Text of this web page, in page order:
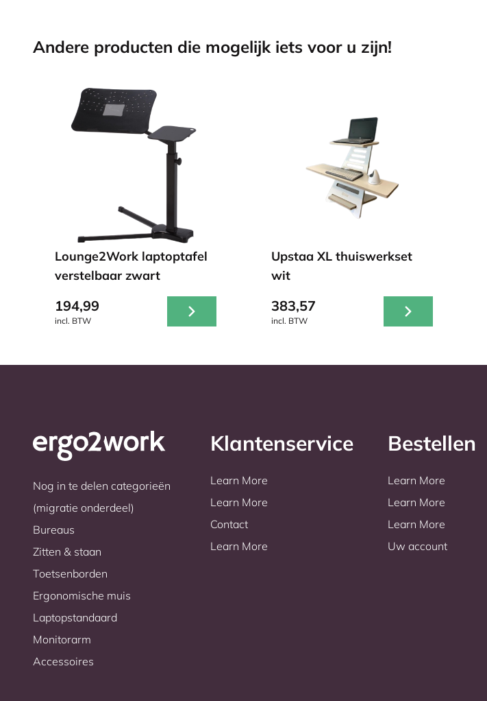
Andere producten die mogelijk iets voor u zijn!
Lounge2Work laptoptafel
verstelbaar zwart
194,99
incl. BTW
Upstaa XL thuiswerkset
wit
383,57
incl. BTW
Nog in te delen categorieën
(migratie onderdeel)
Bureaus
Zitten & staan
Toetsenborden
Ergonomische muis
Laptopstandaard
Monitorarm
Accessoires
Klantenservice
Learn More
Learn More
Contact
Learn More
Bestellen
Learn More
Learn More
Learn More
Uw account